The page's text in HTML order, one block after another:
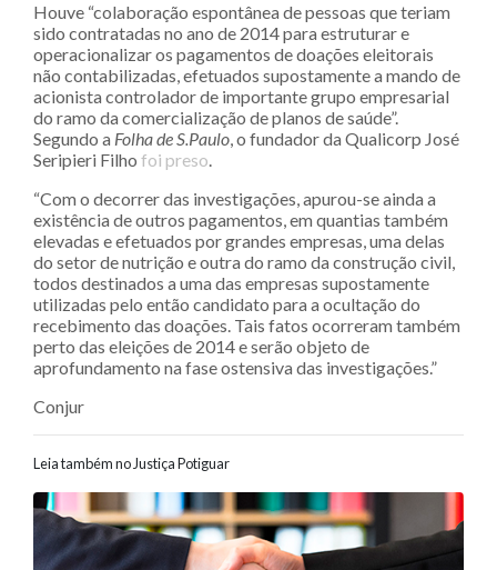
Houve “colaboração espontânea de pessoas que teriam
sido contratadas no ano de 2014 para estruturar e
operacionalizar os pagamentos de doações eleitorais
não contabilizadas, efetuados supostamente a mando de
acionista controlador de importante grupo empresarial
do ramo da comercialização de planos de saúde”.
Segundo a Folha de S.Paulo, o fundador da Qualicorp José
Seripieri Filho foi preso.
“Com o decorrer das investigações, apurou-se ainda a
existência de outros pagamentos, em quantias também
elevadas e efetuados por grandes empresas, uma delas
do setor de nutrição e outra do ramo da construção civil,
todos destinados a uma das empresas supostamente
utilizadas pelo então candidato para a ocultação do
recebimento das doações. Tais fatos ocorreram também
perto das eleições de 2014 e serão objeto de
aprofundamento na fase ostensiva das investigações.”
Conjur
Leia também no Justiça Potiguar
Navegação entre posts